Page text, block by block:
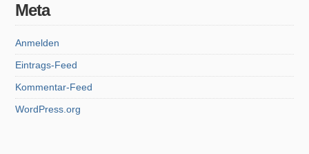
Meta
Anmelden
Eintrags-Feed
Kommentar-Feed
WordPress.org